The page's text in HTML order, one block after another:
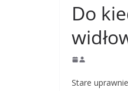
Do
Stare